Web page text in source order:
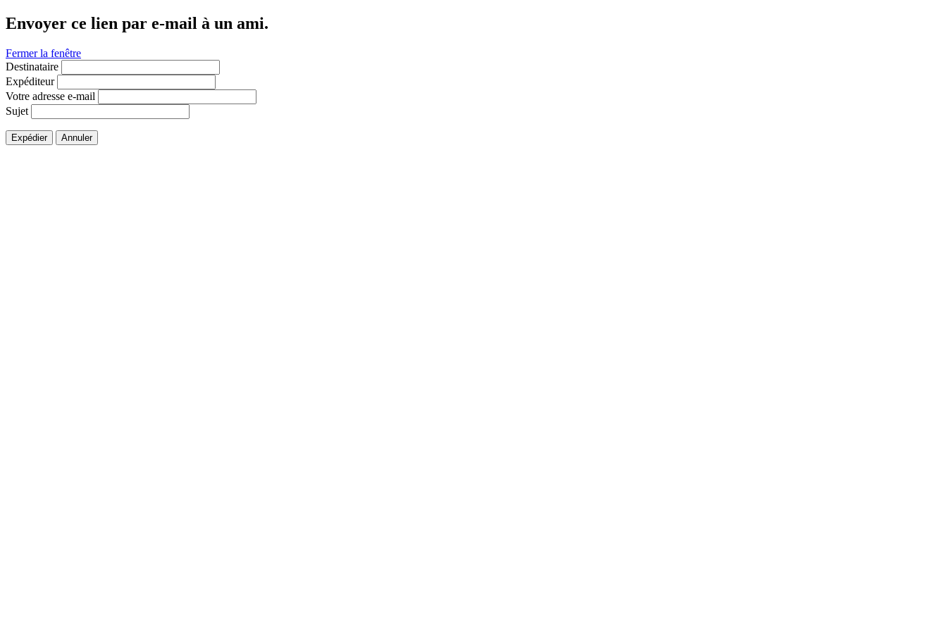
Envoyer ce lien par e-mail à un ami.
Fermer la fenêtre
Destinataire
Expéditeur
Votre adresse e-mail
Sujet
Expédier Annuler